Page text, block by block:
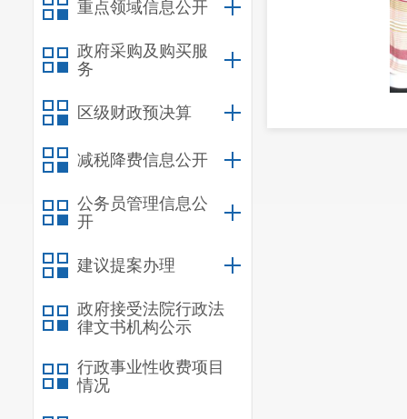
重点领域信息公开
政府采购及购买服
务
区级财政预决算
减税降费信息公开
公务员管理信息公
开
建议提案办理
政府接受法院行政法
律文书机构公示
行政事业性收费项目
情况